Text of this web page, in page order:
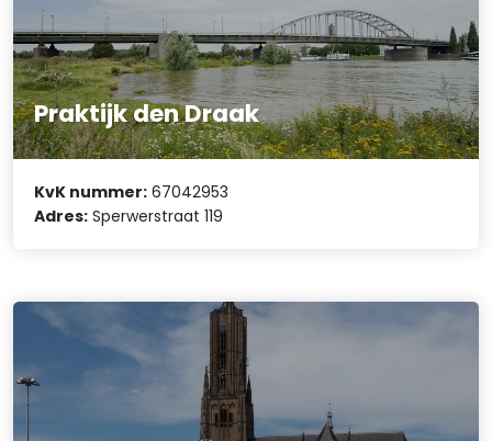
Praktijk den Draak
KvK nummer: 67042953
Adres: Sperwerstraat 119